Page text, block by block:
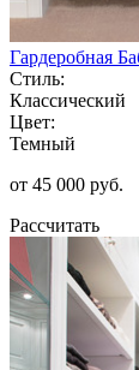
Гардеробная
Стиль:
Классический
Цвет:
Темный
от 45 000 руб.
Рассчитать